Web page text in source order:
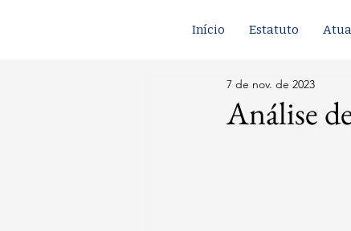
Início Estatuto
Análise
7 de nov. de 2023